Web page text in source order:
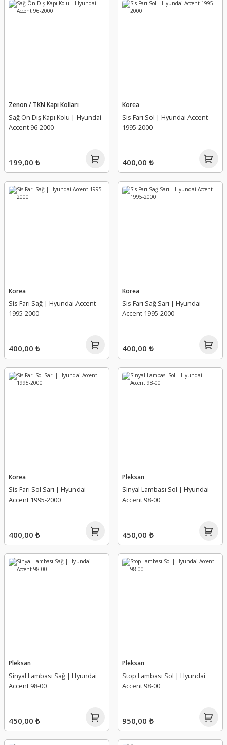
Zenon / TKN Kapı Kolları
Sağ Ön Dış Kapı Kolu | Hyundai
Accent 96-2000
199,00 ₺
Korea
Sis Farı Sol | Hyundai Accent
1995-2000
400,00 ₺
Korea
Sis Farı Sağ | Hyundai Accent
1995-2000
400,00 ₺
Korea
Sis Farı Sağ Sarı | Hyundai
Accent 1995-2000
400,00 ₺
Korea
Sis Farı Sol Sarı | Hyundai
Accent 1995-2000
400,00 ₺
Pleksan
Sinyal Lambası Sol | Hyundai
Accent 98-00
450,00 ₺
Pleksan
Sinyal Lambası Sağ | Hyundai
Accent 98-00
450,00 ₺
Pleksan
Stop Lambası Sol | Hyundai
Accent 98-00
950,00 ₺